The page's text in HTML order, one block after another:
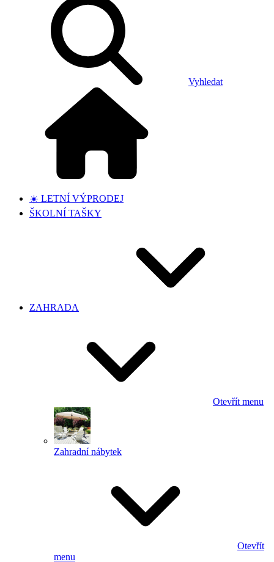
Vyhledat
☀️ LETNÍ VÝPRODEJ
ŠKOLNÍ TAŠKY
ZAHRADA
Otevřít menu
Zahradní nábytek
Otevřít
menu